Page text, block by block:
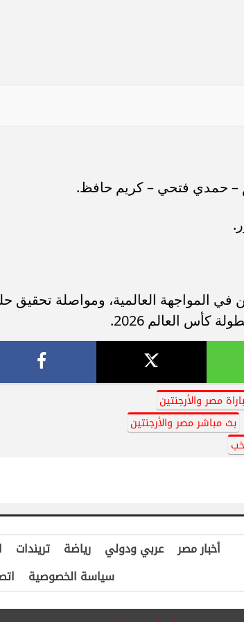
– حمدي فتحي – كريم حافظ.
في المواجهة العالمية، ومواصلة تحقيق
العالم 2026.
مصر والأرجنتين
بث مباشر مصر والأرجنتين
أخبار مصر عربي ودولي رياضة تريندات
سياسة الخصوصية